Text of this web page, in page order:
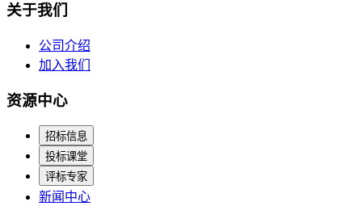
关于我们
公司介绍
加入我们
资源中心
招标信息
投标课堂
评标专家
新闻中心